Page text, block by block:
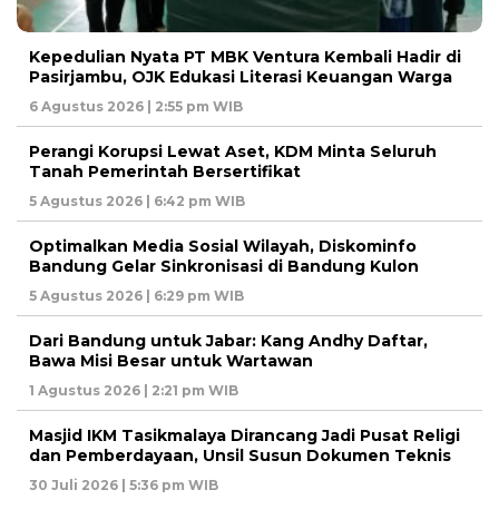
Kepedulian Nyata PT MBK Ventura Kembali Hadir di
Pasirjambu, OJK Edukasi Literasi Keuangan Warga
6 Agustus 2026 | 2:55 pm WIB
Perangi Korupsi Lewat Aset, KDM Minta Seluruh
Tanah Pemerintah Bersertifikat
5 Agustus 2026 | 6:42 pm WIB
Optimalkan Media Sosial Wilayah, Diskominfo
Bandung Gelar Sinkronisasi di Bandung Kulon
5 Agustus 2026 | 6:29 pm WIB
Dari Bandung untuk Jabar: Kang Andhy Daftar,
Bawa Misi Besar untuk Wartawan
1 Agustus 2026 | 2:21 pm WIB
Masjid IKM Tasikmalaya Dirancang Jadi Pusat Religi
dan Pemberdayaan, Unsil Susun Dokumen Teknis
30 Juli 2026 | 5:36 pm WIB